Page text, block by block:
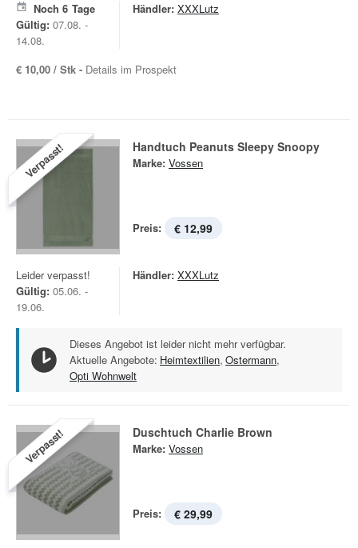
Noch 6 Tage
Gültig: 07.08. -
14.08.
Händler: XXXLutz
€ 10,00 / Stk - Details im Prospekt
Verpasst! Handtuch Peanuts Sleepy Snoopy
Marke: Vossen
Preis: € 12,99
Leider verpasst!
Gültig: 05.06. -
19.06.
Händler: XXXLutz
Dieses Angebot ist leider nicht mehr verfügbar.
Aktuelle Angebote: Heimtextilien, Ostermann,
Opti Wohnwelt
Verpasst! Duschtuch Charlie Brown
Marke: Vossen
Preis: € 29,99